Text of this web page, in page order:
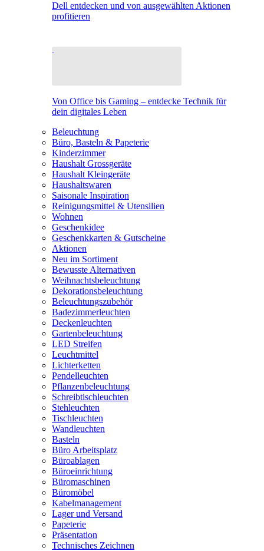
Dell entdecken und von ausgewählten Aktionen
profitieren
Von Office bis Gaming – entdecke Technik für
dein digitales Leben
Beleuchtung
Büro, Basteln & Papeterie
Kinderzimmer
Haushalt Grossgeräte
Haushalt Kleingeräte
Haushaltswaren
Saisonale Inspiration
Reinigungsmittel & Utensilien
Wohnen
Geschenkidee
Geschenkkarten & Gutscheine
Aktionen
Neu im Sortiment
Bewusste Alternativen
Weihnachtsbeleuchtung
Dekorationsbeleuchtung
Beleuchtungszubehör
Badezimmerleuchten
Deckenleuchten
Gartenbeleuchtung
LED Streifen
Leuchtmittel
Lichterketten
Pendelleuchten
Pflanzenbeleuchtung
Schreibtischleuchten
Stehleuchten
Tischleuchten
Wandleuchten
Basteln
Büro Arbeitsplatz
Büroablagen
Büroeinrichtung
Büromaschinen
Büromöbel
Kabelmanagement
Lager und Versand
Papeterie
Präsentation
Technisches Zeichnen